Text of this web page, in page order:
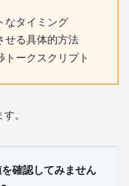
なタイミング
せる具体的方法
トークスクリプト
。
確認してみません